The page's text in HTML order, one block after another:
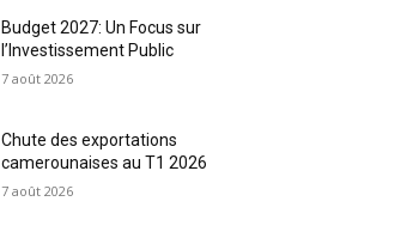
Budget 2027: Un Focus sur
l’Investissement Public
7 août 2026
Chute des exportations
camerounaises au T1 2026
7 août 2026